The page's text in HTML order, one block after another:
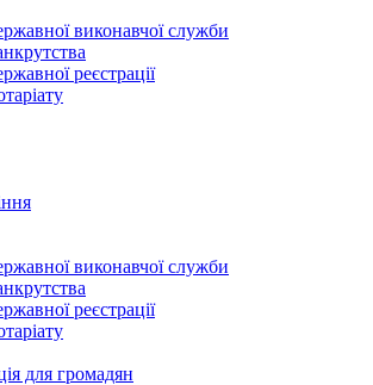
виконавчої служби
реєстрації
виконавчої служби
реєстрації
для громадян